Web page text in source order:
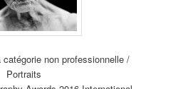
non professionnelle /
Portraits